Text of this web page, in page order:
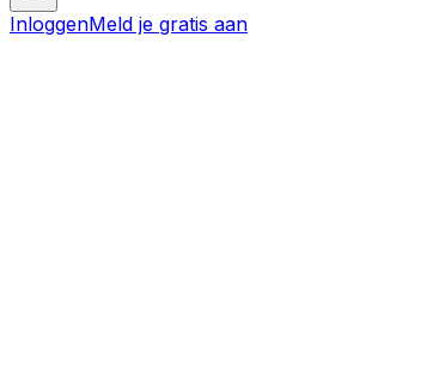
InloggenMeld je gratis aan